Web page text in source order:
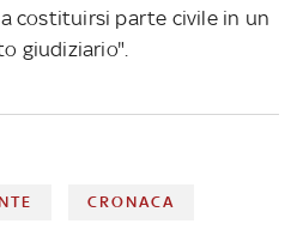
costituirsi parte civile in un
giudiziario".
CRONACA